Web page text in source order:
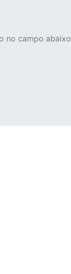
no campo abaixo